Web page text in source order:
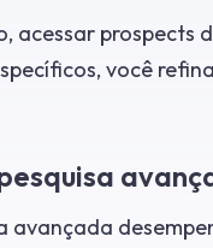
acessar prospects
você
avançada